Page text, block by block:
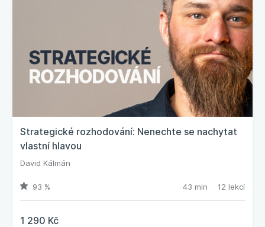
Strategické rozhodování: Nenechte se nachytat
vlastní hlavou
David Kálmán
93 % 43 min 12 lekcí
1 290 Kč